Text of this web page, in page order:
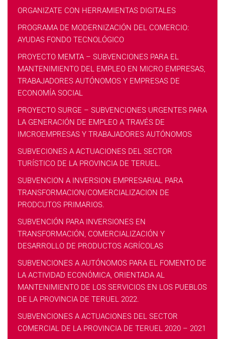
ORGANIZATE CON HERRAMIENTAS DIGITALES
PROGRAMA DE MODERNIZACIÓN DEL COMERCIO:
AYUDAS FONDO TECNOLÓGICO
PROYECTO MEMTA – SUBVENCIONES PARA EL
MANTENIMIENTO DEL EMPLEO EN MICRO EMPRESAS,
TRABAJADORES AUTÓNOMOS Y EMPRESAS DE
ECONOMÍA SOCIAL
PROYECTO SURGE – SUBVENCIONES URGENTES PARA
LA GENERACIÓN DE EMPLEO A TRAVÉS DE
IMCROEMPRESAS Y TRABAJADORES AUTÓNOMOS
SUBVECIONES A ACTUACIONES DEL SECTOR
TURÍSTICO DE LA PROVINCIA DE TERUEL.
SUBVENCION A INVERSION EMPRESARIAL PARA
TRANSFORMACION/COMERCIALIZACION DE
PRODCUTOS PRIMARIOS.
SUBVENCIÓN PARA INVERSIONES EN
TRANSFORMACIÓN, COMERCIALIZACIÓN Y
DESARROLLO DE PRODUCTOS AGRÍCOLAS
SUBVENCIONES A AUTÓNOMOS PARA EL FOMENTO DE
LA ACTIVIDAD ECONÓMICA, ORIENTADA AL
MANTENIMIENTO DE LOS SERVICIOS EN LOS PUEBLOS
DE LA PROVINCIA DE TERUEL 2022.
SUBVENCIONES A ACTUACIONES DEL SECTOR
COMERCIAL DE LA PROVINCIA DE TERUEL 2020 – 2021